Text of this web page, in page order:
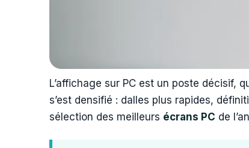
L’affichage sur PC est un poste décisif,
s’est densifié : dalles plus rapides,
sélection des meilleurs écrans PC de